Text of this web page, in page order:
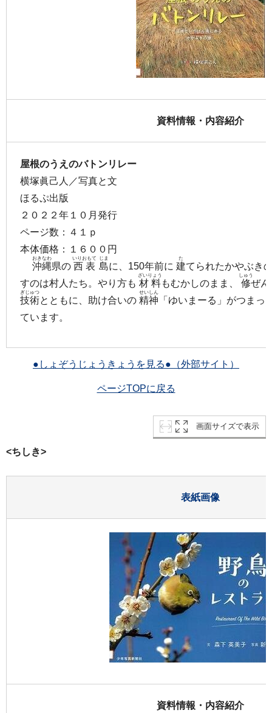
資料情報・内容紹介
屋根のうえのバトンリレー
横塚眞己人／写真と文
ほるぷ出版
２０２２年１０月発行
ページ数：４１ｐ
本体価格：１６００円
沖縄
おきなわ
県の 西表
いりおもて
島
じま
に、150年前に 建
た
てられたかやぶき
すのは村人たち。やり方も 材料
ざいりょう
もむかしのまま、 修
しゅう
ぜ
技術
ぎじゅつ
とともに、助け合いの 精神
せいしん
「ゆいまーる」がつまっ
ています。
●しょぞうじょうきょうを見る●（外部サイト）
ページTOPに戻る
画面サイズで表示
<ちしき>
表紙画像
資料情報・内容紹介